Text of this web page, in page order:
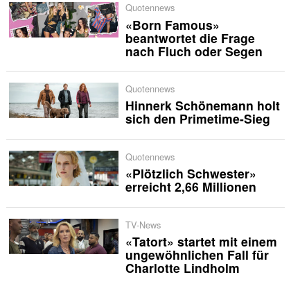
Quotennews
«Born Famous»
beantwortet die Frage
nach Fluch oder Segen
Quotennews
Hinnerk Schönemann holt
sich den Primetime-Sieg
Quotennews
«Plötzlich Schwester»
erreicht 2,66 Millionen
TV-News
«Tatort» startet mit einem
ungewöhnlichen Fall für
Charlotte Lindholm